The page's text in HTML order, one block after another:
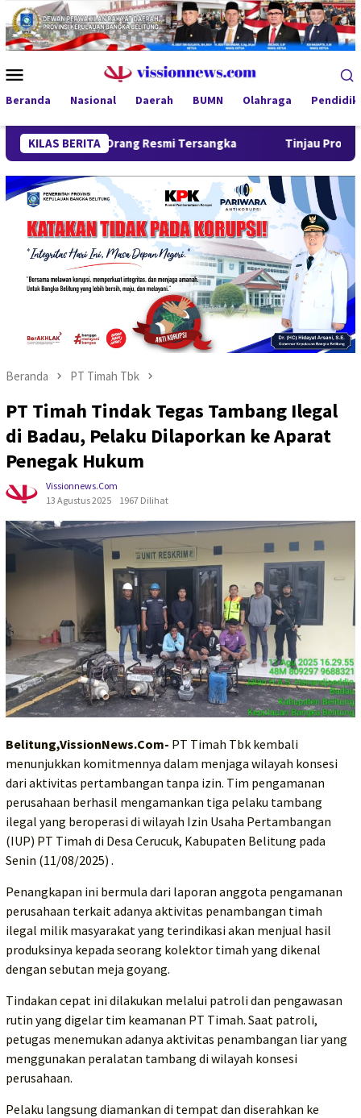
Loncat
ke
konten
Mobile
Beranda Nasional Daerah BUMN Olahraga
KILAS BERITA
Orang Resmi Tersangka Tinjau Program MBG 3B
Beranda PT Timah Tbk
PT Timah Tindak Tegas Tambang Ilegal
di Badau, Pelaku Dilaporkan ke Aparat
Penegak Hukum
Vissionnews.com
13 Agustus 2025
1967 Dilihat
Belitung,VissionNews.Com- PT Timah Tbk kembali
menunjukkan komitmennya dalam menjaga wilayah konsesi
dari aktivitas pertambangan tanpa izin. Tim pengamanan
perusahaan berhasil mengamankan tiga pelaku tambang
ilegal yang beroperasi di wilayah Izin Usaha Pertambangan
(IUP) PT Timah di Desa Cerucuk, Kabupaten Belitung pada
Senin (11/08/2025) .
Penangkapan ini bermula dari laporan anggota pengamanan
perusahaan terkait adanya aktivitas penambangan timah
ilegal milik masyarakat yang terindikasi akan menjual hasil
produksinya kepada seorang kolektor timah yang dikenal
dengan sebutan meja goyang.
Tindakan cepat ini dilakukan melalui patroli dan pengawasan
rutin yang digelar tim keamanan PT Timah. Saat patroli,
petugas menemukan adanya aktivitas penambangan liar yang
menggunakan peralatan tambang di wilayah konsesi
perusahaan.
Pelaku langsung diamankan di tempat dan diserahkan ke